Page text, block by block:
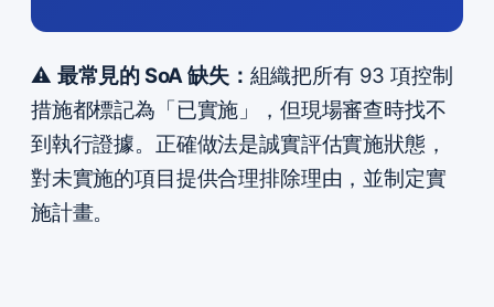
⚠️ 最常見的 SoA 缺失： 組織把所有 93 項控制
措施都標記為「已實施」，但現場審查時找不
到執行證據。正確做法是誠實評估實施狀態，
對未實施的項目提供合理排除理由，並制定實
施計畫。